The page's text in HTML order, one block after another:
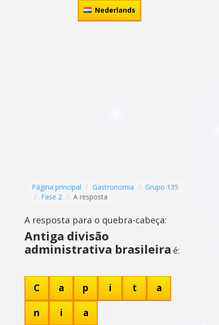
Nederlands
Página principal Gastronomia
Grupo 135
Fase 2
A resposta
A resposta para o quebra-cabeça:
Antiga divisão
administrativa brasileira é:
C a p i t
a
n
i a